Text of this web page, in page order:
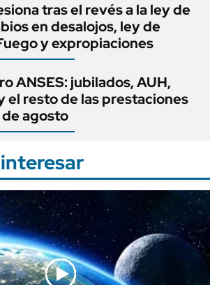
tras el revés a la ley de
en desalojos, ley de
y expropiaciones
ANSES: jubilados, AUH,
el resto de las prestaciones
agosto